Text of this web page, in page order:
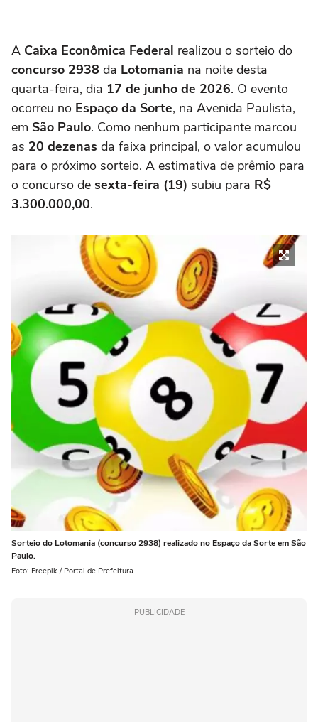
A Caixa Econômica Federal realizou o sorteio do
concurso 2938 da Lotomania na noite desta
quarta-feira, dia 17 de junho de 2026. O evento
ocorreu no Espaço da Sorte, na Avenida Paulista,
em São Paulo. Como nenhum participante marcou
as 20 dezenas da faixa principal, o valor acumulou
para o próximo sorteio. A estimativa de prêmio para
o concurso de sexta-feira (19) subiu para R$
3.300.000,00.
Sorteio do Lotomania (concurso 2938) realizado no Espaço da Sorte em São
Paulo.
Foto: Freepik / Portal de Prefeitura
PUBLICIDADE